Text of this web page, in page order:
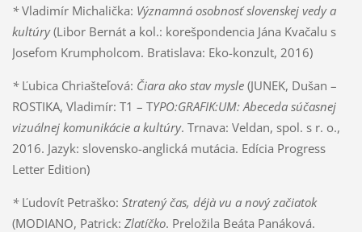
*Vladimír Michalička: Významná osobnosť slovenskej vedy a
kultúry(Libor Bernát a kol.: korešpondencia Jána Kvačalu s
Josefom Krumpholcom. Bratislava: Eko-konzult, 2016)
* Ľubica Chriašteľová: Čiara ako stav mysle(JUNEK, Dušan –
ROSTIKA, Vladimír: T1 – TYPO:GRAFIK:UM: Abeceda súčasnej
vizuálnej komunikácie a kultúry. Trnava: Veldan, spol. s r. o.,
2016. Jazyk: slovensko-anglická mutácia. Edícia Progress
Letter Edition)
* Ľudovít Petraško: Stratený čas, déjà vu a nový začiatok
(MODIANO, Patrick: Zlatíčko. Preložila Beáta Panáková.